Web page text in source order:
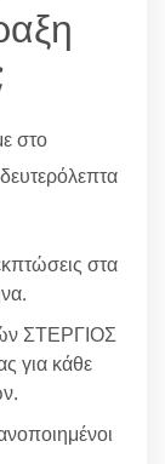
στο
στα
ΣΤΕΡΓΙΟΣ
για κάθε